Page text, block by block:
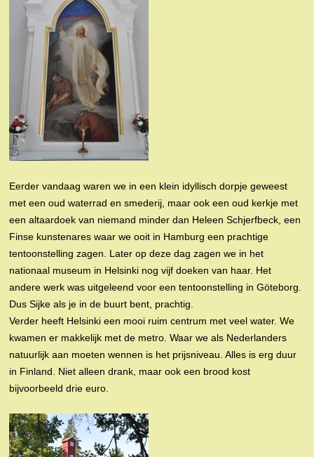
Eerder vandaag waren we in een klein idyllisch dorpje geweest
met een oud waterrad en smederij, maar ook een oud kerkje met
een altaardoek van niemand minder dan Heleen Schjerfbeck, een
Finse kunstenares waar we ooit in Hamburg een prachtige
tentoonstelling zagen. Later op deze dag zagen we in het
nationaal museum in Helsinki nog vijf doeken van haar. Het
andere werk was uitgeleend voor een tentoonstelling in Göteborg.
Dus Sijke als je in de buurt bent, prachtig.
Verder heeft Helsinki een mooi ruim centrum met veel water. We
kwamen er makkelijk met de metro. Waar we als Nederlanders
natuurlijk aan moeten wennen is het prijsniveau. Alles is erg duur
in Finland. Niet alleen drank, maar ook een brood kost
bijvoorbeeld drie euro.